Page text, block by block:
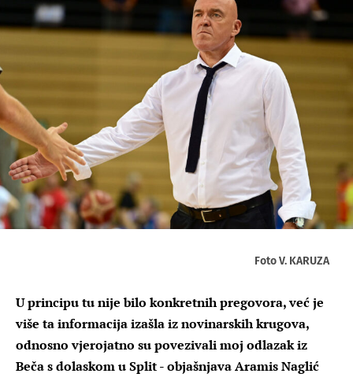
Foto V. KARUZA
U principu tu nije bilo konkretnih pregovora, već je
više ta informacija izašla iz novinarskih krugova,
odnosno vjerojatno su povezivali moj odlazak iz
Beča s dolaskom u Split - objašnjava Aramis Naglić